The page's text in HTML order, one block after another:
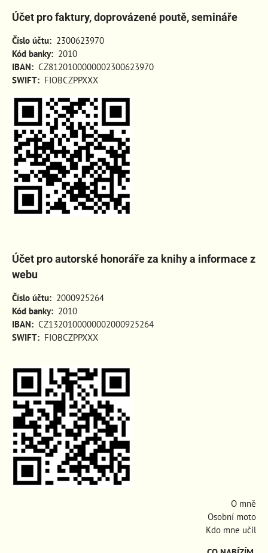
Účet pro faktury, doprovázené poutě, semináře
Číslo účtu: 2300623970
Kód banky: 2010
IBAN: CZ8120100000002300623970
SWIFT: FIOBCZPPXXX
Účet pro autorské honoráře za knihy a informace z
webu
Číslo účtu: 2000925264
Kód banky: 2010
IBAN: CZ1320100000002000925264
SWIFT: FIOBCZPPXXX
O mně
Osobní moto
Kdo mne učil